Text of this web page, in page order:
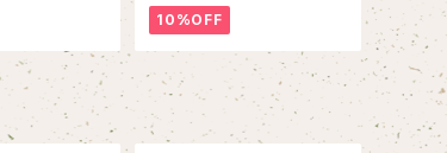
10%OFF